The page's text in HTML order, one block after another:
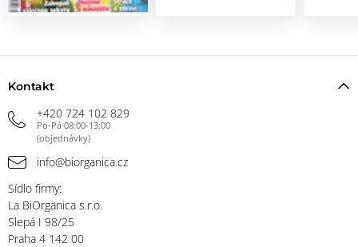
Kontakt
+420 724 102 829
Po-Pá 08:00-13:00
(objednávky)
info@biorganica.cz
Sídlo firmy:
La BiOrganica s.r.o.
Slepá I 98/25
Praha 4 142 00